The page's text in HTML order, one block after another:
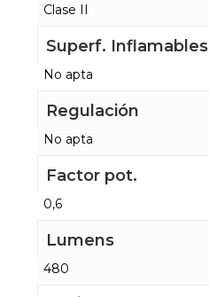
Clase II
Superf. Inflamables
No apta
Regulación
No apta
Factor pot.
0,6
Lumens
480